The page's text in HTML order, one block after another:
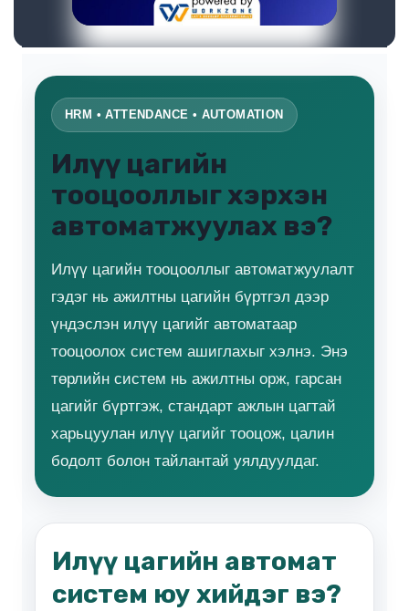
HRM • ATTENDANCE • AUTOMATION
Илүү цагийн
тооцооллыг хэрхэн
автоматжуулах вэ?
Илүү цагийн тооцооллыг автоматжуулалт
гэдэг нь ажилтны цагийн бүртгэл дээр
үндэслэн илүү цагийг автоматаар
тооцоолох систем ашиглахыг хэлнэ. Энэ
төрлийн систем нь ажилтны орж, гарсан
цагийг бүртгэж, стандарт ажлын цагтай
харьцуулан илүү цагийг тооцож, цалин
бодолт болон тайлантай уялдуулдаг.
Илүү цагийн автомат
систем юу хийдэг вэ?